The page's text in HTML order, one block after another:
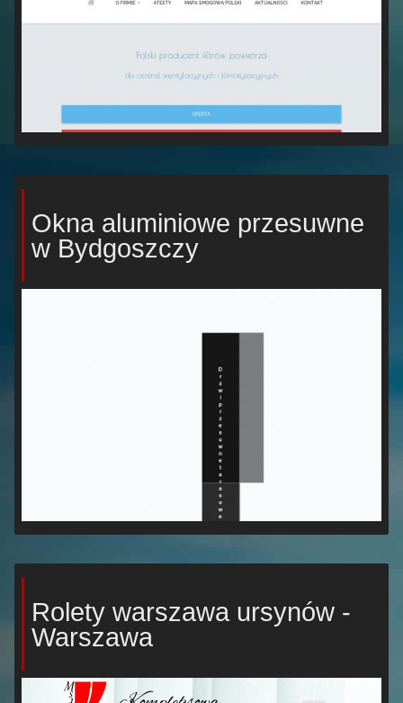
Okna aluminiowe przesuwne
w Bydgoszczy
Rolety warszawa ursynów -
Warszawa